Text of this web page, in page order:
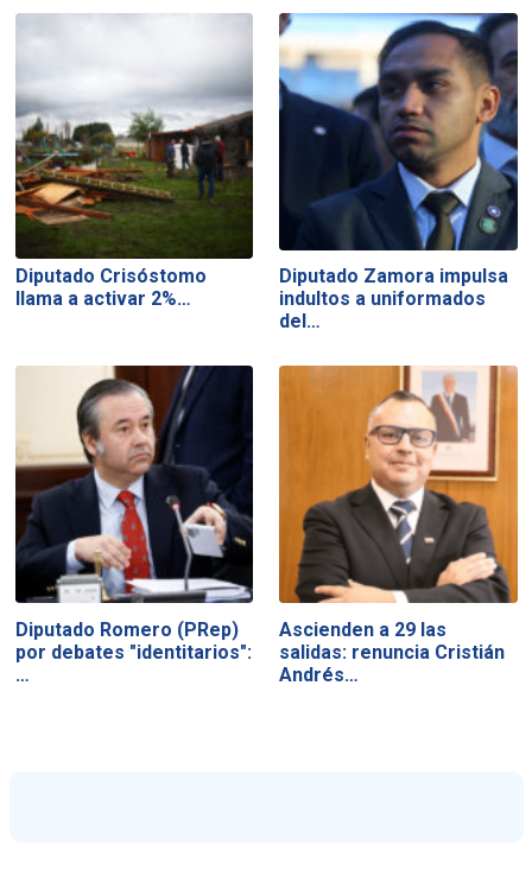
Diputado Crisóstomo
llama a activar 2%…
Diputado Zamora impulsa
indultos a uniformados
del…
Diputado Romero (PRep)
por debates "identitarios":
…
Ascienden a 29 las
salidas: renuncia Cristián
Andrés…